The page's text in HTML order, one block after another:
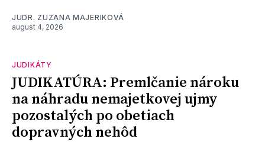
JUDR. ZUZANA MAJERIKOVÁ
august 4, 2026
JUDIKÁTY
JUDIKATÚRA: Premlčanie nároku
na náhradu nemajetkovej ujmy
pozostalých po obetiach
dopravných nehôd